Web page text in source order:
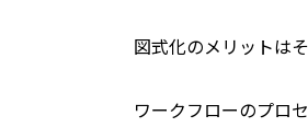
図式化のメリットは
ワークフローのプロ